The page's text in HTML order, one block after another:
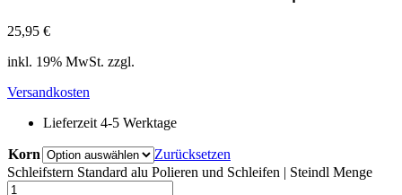
25,95 €
inkl. 19% MwSt. zzgl.
Versandkosten
Lieferzeit 4-5 Werktage
Korn
Zurücksetzen
Schleifstern Standard alu Polieren und Schleifen | Steindl Menge